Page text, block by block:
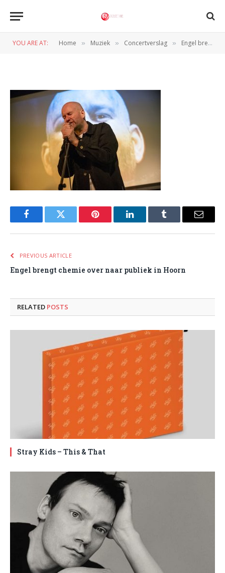
YOU ARE AT: Home » Muziek » Concertverslag » Engel brengt chemie over naar publiek in Hoorn
FacebookTwitter Pinterest LinkedInTumblr Email
PREVIOUS ARTICLE
Engel brengt chemie over naar publiek in Hoorn
RELATED POSTS
Stray Kids – This & That